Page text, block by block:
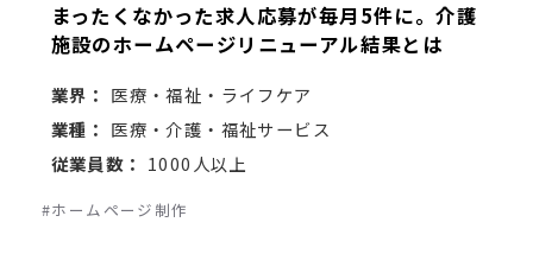
まったくなかった求人応募が毎月5件に。介護
施設のホームページリニューアル結果とは
業界： 医療・福祉・ライフケア
業種： 医療・介護・福祉サービス
従業員数： 1000人以上
#ホームページ制作